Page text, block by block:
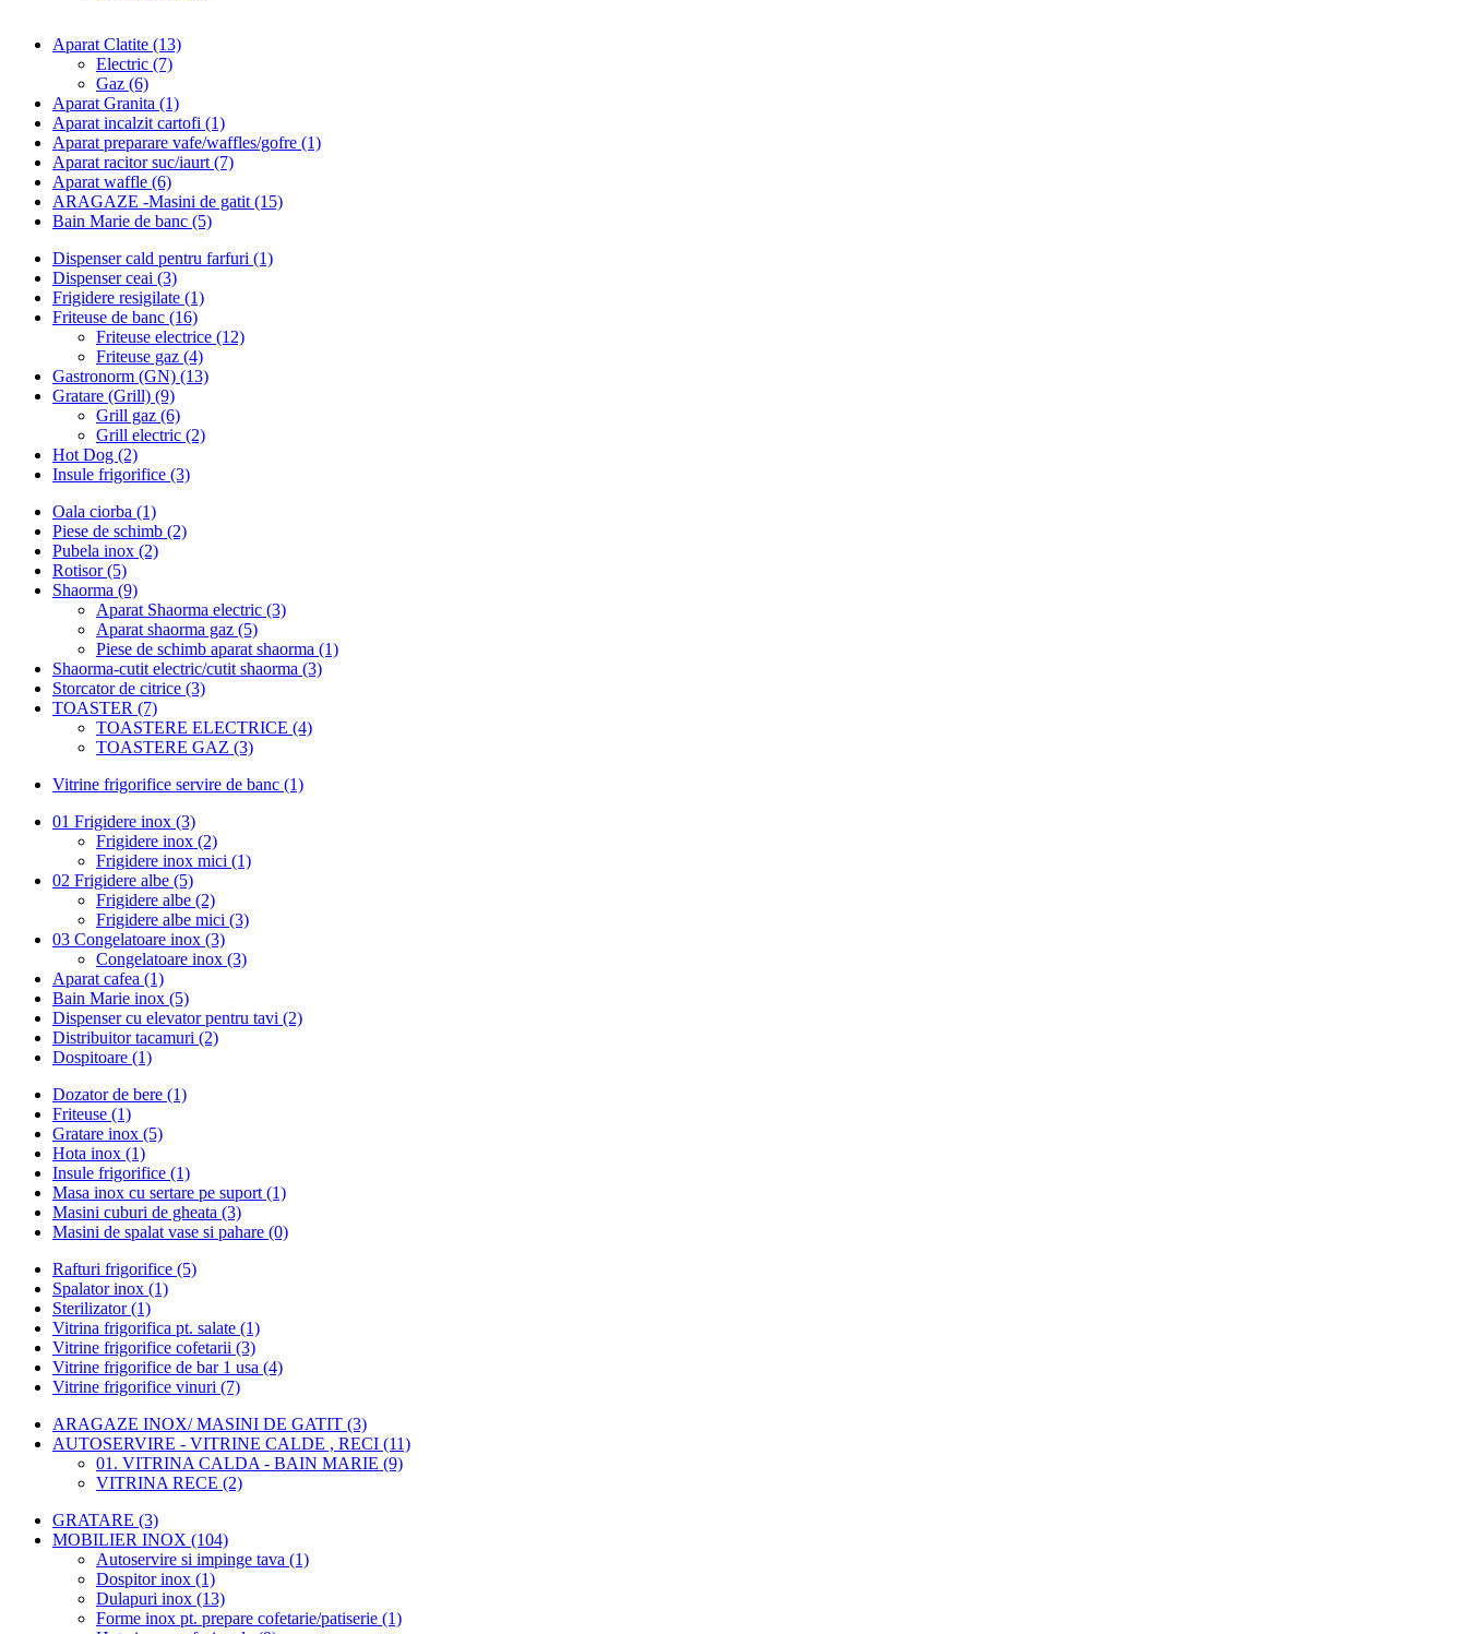
Aparat Clatite (13)
Electric (7)
Gaz (6)
Aparat Granita (1)
Aparat incalzit cartofi (1)
Aparat preparare vafe/waffles/gofre (1)
Aparat racitor suc/iaurt (7)
Aparat waffle (6)
ARAGAZE -Masini de gatit (15)
Bain Marie de banc (5)
Dispenser cald pentru farfuri (1)
Dispenser ceai (3)
Frigidere resigilate (1)
Friteuse de banc (16)
Friteuse electrice (12)
Friteuse gaz (4)
Gastronorm (GN) (13)
Gratare (Grill) (9)
Grill gaz (6)
Grill electric (2)
Hot Dog (2)
Insule frigorifice (3)
Oala ciorba (1)
Piese de schimb (2)
Pubela inox (2)
Rotisor (5)
Shaorma (9)
Aparat Shaorma electric (3)
Aparat shaorma gaz (5)
Piese de schimb aparat shaorma (1)
Shaorma-cutit electric/cutit shaorma (3)
Storcator de citrice (3)
TOASTER (7)
TOASTERE ELECTRICE (4)
TOASTERE GAZ (3)
Vitrine frigorifice servire de banc (1)
01 Frigidere inox (3)
Frigidere inox (2)
Frigidere inox mici (1)
02 Frigidere albe (5)
Frigidere albe (2)
Frigidere albe mici (3)
03 Congelatoare inox (3)
Congelatoare inox (3)
Aparat cafea (1)
Bain Marie inox (5)
Dispenser cu elevator pentru tavi (2)
Distribuitor tacamuri (2)
Dospitoare (1)
Dozator de bere (1)
Friteuse (1)
Gratare inox (5)
Hota inox (1)
Insule frigorifice (1)
Masa inox cu sertare pe suport (1)
Masini cuburi de gheata (3)
Masini de spalat vase si pahare (0)
Rafturi frigorifice (5)
Spalator inox (1)
Sterilizator (1)
Vitrina frigorifica pt. salate (1)
Vitrine frigorifice cofetarii (3)
Vitrine frigorifice de bar 1 usa (4)
Vitrine frigorifice vinuri (7)
ARAGAZE INOX/ MASINI DE GATIT (3)
AUTOSERVIRE - VITRINE CALDE , RECI (11)
01. VITRINA CALDA - BAIN MARIE (9)
VITRINA RECE (2)
GRATARE (3)
MOBILIER INOX (104)
Autoservire si impinge tava (1)
Dospitor inox (1)
Dulapuri inox (13)
Forme inox pt. prepare cofetarie/patiserie (1)